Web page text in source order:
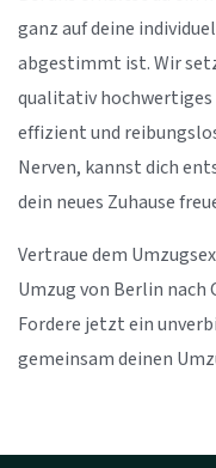
ganz auf deine
abgestimmt ist. Wir
qualitativ hochwertiges
effizient und
Nerven, kannst dich
dein neues Zuhause
Vertraue dem
Umzug von Berlin nach
Fordere jetzt ein
gemeinsam deinen